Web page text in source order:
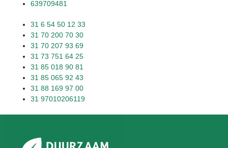
639709481
31 6 54 50 12 33
31 70 200 70 30
31 70 207 93 69
31 73 751 64 25
31 85 018 90 81
31 85 065 92 43
31 88 169 97 00
31 97010206119